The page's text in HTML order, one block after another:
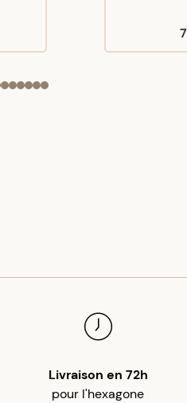
Livraison en 72h
pour l'hexagone